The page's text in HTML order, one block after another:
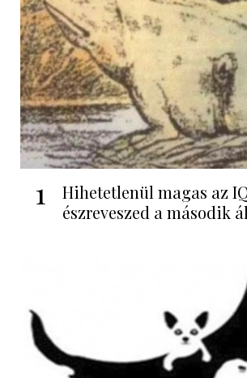
1
Hihetetlenül magas az
észreveszed a második